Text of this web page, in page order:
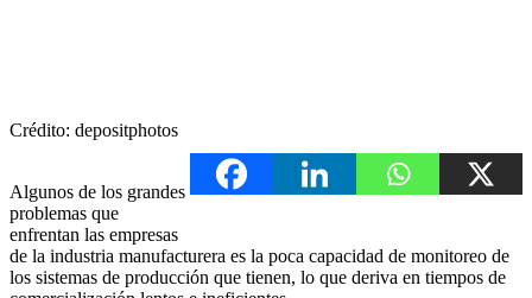
Crédito: depositphotos
Algunos de los grandes
problemas que
enfrentan las empresas
de la industria manufacturera es la poca capacidad de monitoreo de
los sistemas de producción que tienen, lo que deriva en tiempos de